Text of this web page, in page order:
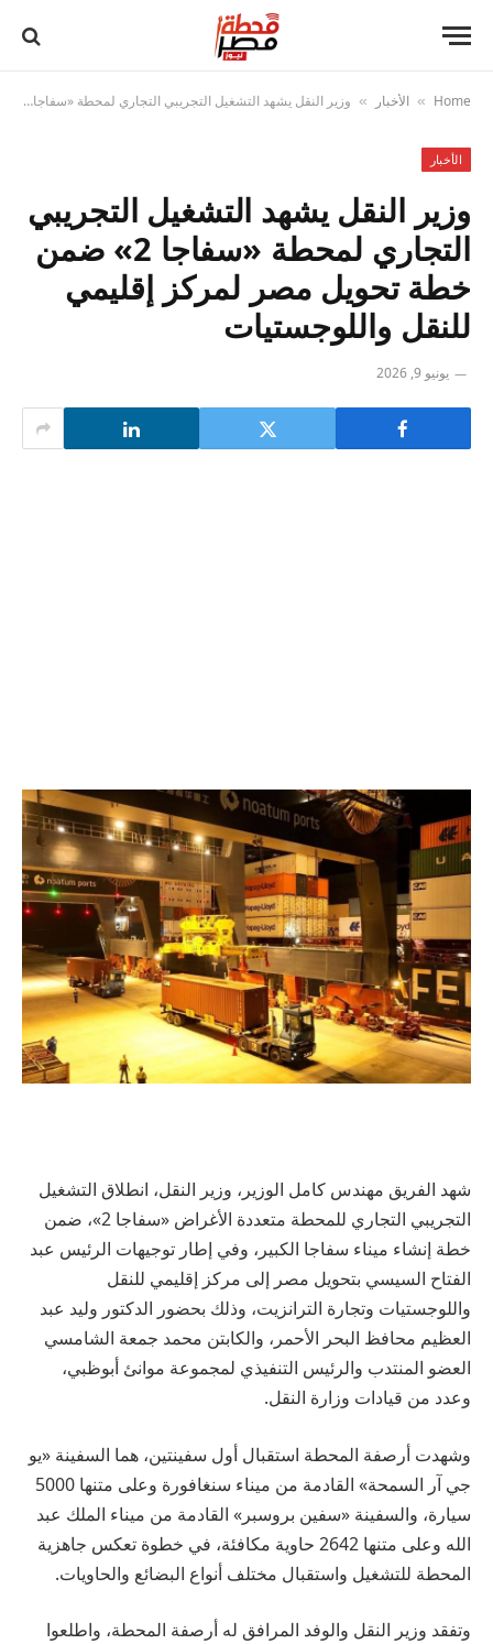
Home
» الأخبار » وزير النقل يشهد التشغيل التجريبي التجاري لمحطة «سفاجا 2» ضمن خطة تحويل مصر لمركز إقليمي للنقل واللوجستيات
الأخبار
وزير النقل يشهد التشغيل التجريبي
التجاري لمحطة «سفاجا 2» ضمن
خطة تحويل مصر لمركز إقليمي
للنقل واللوجستيات
يونيو 9, 2026
شهد الفريق مهندس كامل الوزير، وزير النقل، انطلاق التشغيل
التجريبي التجاري للمحطة متعددة الأغراض «سفاجا 2»، ضمن
خطة إنشاء ميناء سفاجا الكبير، وفي إطار توجيهات الرئيس عبد
الفتاح السيسي بتحويل مصر إلى مركز إقليمي للنقل
واللوجستيات وتجارة الترانزيت، وذلك بحضور الدكتور وليد عبد
العظيم محافظ البحر الأحمر، والكابتن محمد جمعة الشامسي
العضو المنتدب والرئيس التنفيذي لمجموعة موانئ أبوظبي،
وعدد من قيادات وزارة النقل.
وشهدت أرصفة المحطة استقبال أول سفينتين، هما السفينة «يو
جي آر السمحة» القادمة من ميناء سنغافورة وعلى متنها 5000
سيارة، والسفينة «سفين بروسبر» القادمة من ميناء الملك عبد
الله وعلى متنها 2642 حاوية مكافئة، في خطوة تعكس جاهزية
المحطة للتشغيل واستقبال مختلف أنواع البضائع والحاويات.
وتفقد وزير النقل والوفد المرافق له أرصفة المحطة، واطلعوا